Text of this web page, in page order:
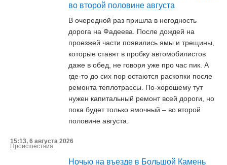
во второй половине августа
В очередной раз пришла в негодность
дорога на Фадеева. После дождей на
проезжей части появились ямы и трещины,
которые ставят в пробку автомобилистов
даже в обед, не говоря уже про час пик. А
где-то до сих пор остаются раскопки после
ремонта теплотрассы. По-хорошему тут
нужен капитальный ремонт всей дороги, но
пока будет только ямочный – во второй
половине августа.
15:13, 6 августа 2026
Происшествия
Ночью на въезде в Большой Камень